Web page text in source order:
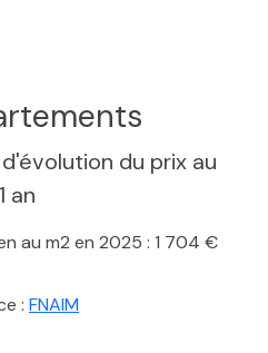
d'évolution du prix au
an
au m2 en 2025 : 1 704 €
: FNAIM